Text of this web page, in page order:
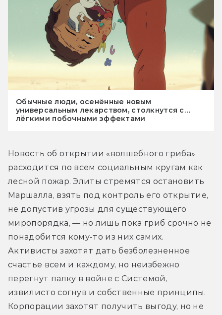
Обычные люди, осенённые новым
универсальным лекарством, столкнутся с…
лёгкими побочными эффектами
Новость об открытии «волшебного гриба»
расходится по всем социальным кругам как
лесной пожар. Элиты стремятся остановить
Маршалла, взять под контроль его открытие,
не допустив угрозы для существующего
миропорядка, — но лишь пока гриб срочно не
понадобится кому-то из них самих.
Активисты захотят дать безболезненное
счастье всем и каждому, но неизбежно
перегнут палку в войне с Системой,
извилисто согнув и собственные принципы.
Корпорации захотят получить выгоду, но не